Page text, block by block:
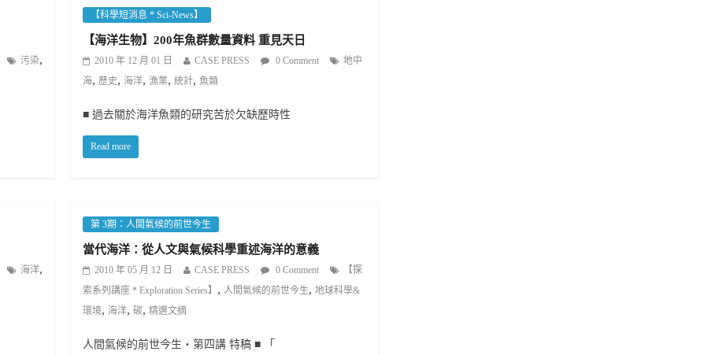
污染,
【科學短消息 * Sci-News】
【海洋生物】200年魚群數量資料 重見天日
2010 年 12 月 01 日 CASE PRESS 0 Comment
地中
海, 歷史, 海洋, 漁業,統計, 魚類
■ 過去關於海洋魚類的研究苦於欠缺歷時性
Read more
海洋,
第 3期：人間氣候的前世今生
當代海洋：從人文與氣候科學重述海洋的意義
2010 年 05 月 12 日 CASE PRESS 0 Comment
【探
索系列講座 * Exploration Series】 , 人間氣候的前世今生,地球科學&
環境, 海洋,碳,精選文摘
人間氣候的前世今生‧第四講 特稿 ■ 「